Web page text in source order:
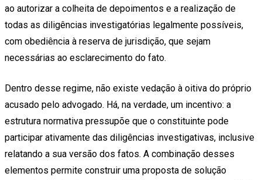
ao autorizar a colheita de depoimentos e a realização de
todas as diligências investigatórias legalmente possíveis,
com obediência à reserva de jurisdição, que sejam
necessárias ao esclarecimento do fato.
Dentro desse regime, não existe vedação à oitiva do próprio
acusado pelo advogado. Há, na verdade, um incentivo: a
estrutura normativa pressupõe que o constituinte pode
participar ativamente das diligências investigativas, inclusive
relatando a sua versão dos fatos. A combinação desses
elementos permite construir uma proposta de solução